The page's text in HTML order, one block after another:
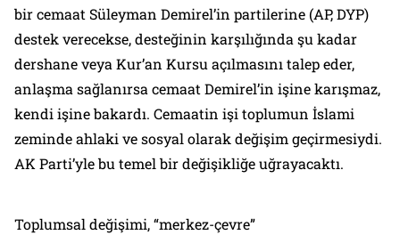
bir cemaat Süleyman Demirel’in partilerine (AP, DYP)
destek verecekse, desteğinin karşılığında şu kadar
dershane veya Kur’an Kursu açılmasını talep eder,
anlaşma sağlanırsa cemaat Demirel’in işine karışmaz,
kendi işine bakardı. Cemaatin işi toplumun İslami
zeminde ahlaki ve sosyal olarak değişim geçirmesiydi.
AK Parti’yle bu temel bir değişikliğe uğrayacaktı.
Toplumsal değişimi, “merkez-çevre”